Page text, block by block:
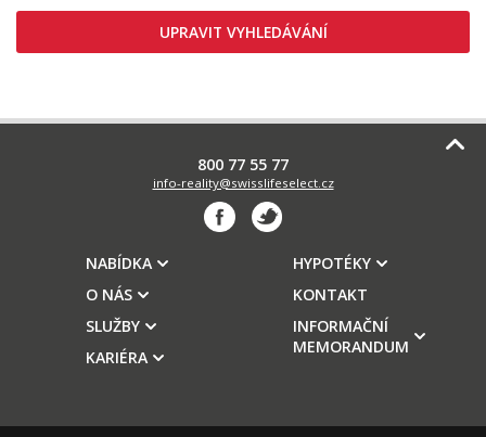
UPRAVIT VYHLEDÁVÁNÍ
800 77 55 77
info-reality@swisslifeselect.cz
NABÍDKA
O NÁS
SLUŽBY
KARIÉRA
HYPOTÉKY
KONTAKT
INFORMAČNÍ
MEMORANDUM